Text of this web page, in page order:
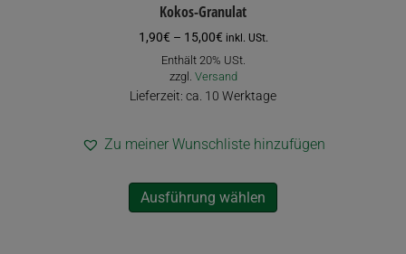
Kokos-Granulat
1,90€ – 15,00€Preisspanne:
1,90€
bis
15,00€
inkl. USt.
Enthält 20% USt.
zzgl. Versand
Lieferzeit: ca. 10 Werktage
Zu meiner Wunschliste hinzufügen
Ausführung wählen